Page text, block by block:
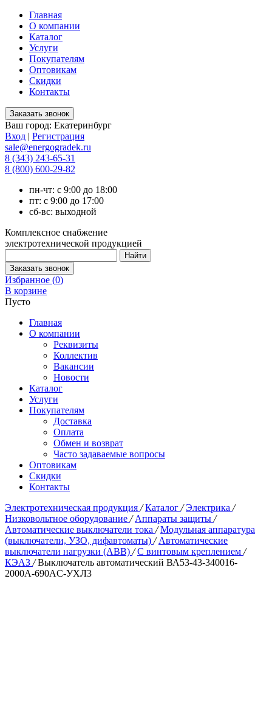
Главная
О компании
Каталог
Услуги
Покупателям
Оптовикам
Скидки
Контакты
Ваш город: Екатеринбург
Вход | Регистрация
sale@energogradek.ru
8 (343) 243-65-31
8 (800) 600-29-82
пн-чт: с 9:00 до 18:00
пт: с 9:00 до 17:00
сб-вс: выходной
Комплексное снабжение
электротехнической продукцией
Избранное (0)
В корзине
Пусто
Главная
О компании
Реквизиты
Коллектив
Вакансии
Новости
Каталог
Услуги
Покупателям
Доставка
Оплата
Обмен и возврат
Часто задаваемые вопросы
Оптовикам
Скидки
Контакты
Электротехническая продукция / Каталог / Электрика /
Низковольтное оборудование / Аппараты защиты /
Автоматические выключатели тока / Модульная аппаратура
(выключатели, УЗО, дифавтоматы) / Автоматические
выключатели нагрузки (ABB) / С винтовым креплением /
КЭАЗ / Выключатель автоматический ВА53-43-340016-
2000А-690AC-УХЛ3